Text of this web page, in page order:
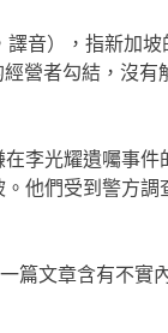
音），指新加
營者勾結，沒
李光耀遺囑事
他們受到警方
篇文章含有不實